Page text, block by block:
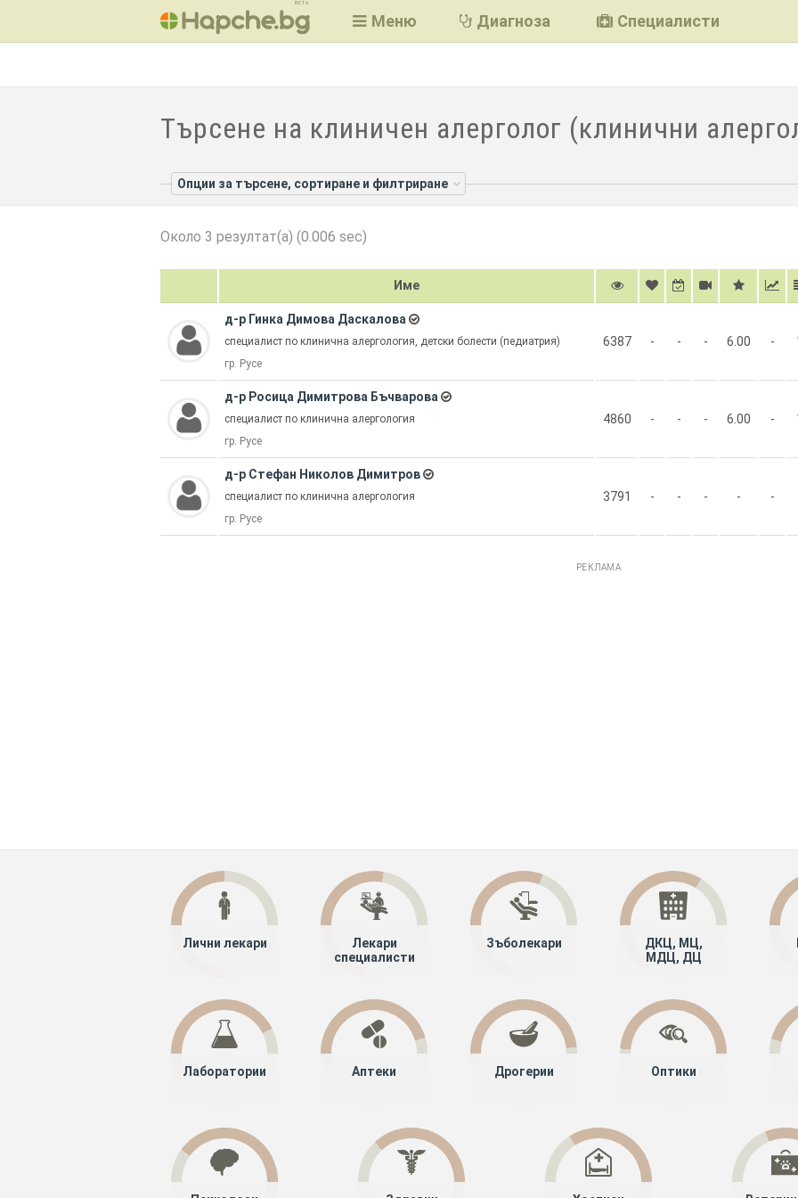
BETA
Меню Диагноза Специалисти
Търсене на клиничен алерголог (клинични
Опции за търсене, сортиране и филтриране
Около 3 резултат(а) (0.006 sec)
Име
д-р Гинка Димова Даскалова
специалист по клинична алергология, детски болести (педиатрия)
гр. Русе
6387 - - - 6.00 -
д-р Росица Димитрова Бъчварова
специалист по клинична алергология
гр. Русе
4860 - - - 6.00 -
д-р Стефан Николов Димитров
специалист по клинична алергология
гр. Русе
3791 - - - - -
РЕКЛАМА
Лични лекари
Лекари
специалисти
Зъболекари
ДКЦ, МЦ,
МДЦ, ДЦ
Лаборатории Аптеки Дрогерии Оптики